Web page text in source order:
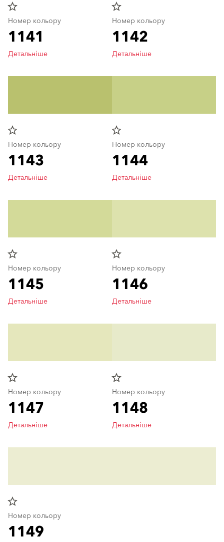
star_border
Номер кольору
1141
Детальніше
star_border
Номер кольору
1142
Детальніше
star_border
Номер кольору
1143
Детальніше
star_border
Номер кольору
1144
Детальніше
star_border
Номер кольору
1145
Детальніше
star_border
Номер кольору
1146
Детальніше
star_border
Номер кольору
1147
Детальніше
star_border
Номер кольору
1148
Детальніше
star_border
Номер кольору
1149